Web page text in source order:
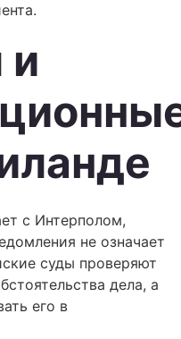
и
с Интерполом,
не означает
суды проверяют
дела, а
его в